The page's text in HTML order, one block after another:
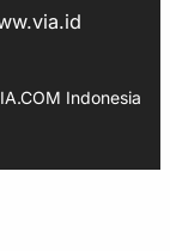
Indonesia